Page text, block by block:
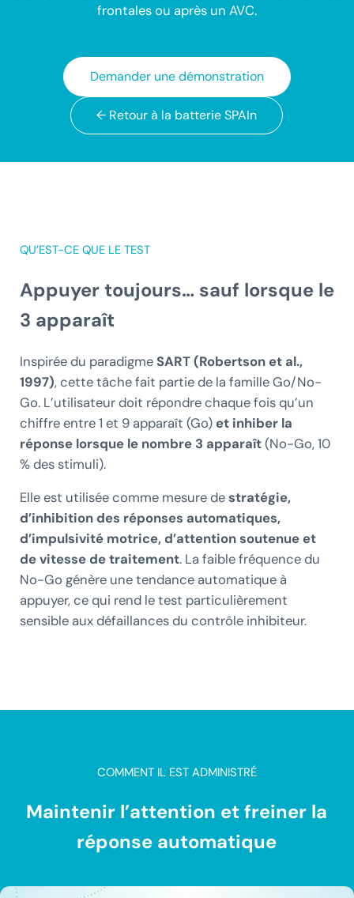
frontales ou après un AVC.
Demander une démonstration
← Retour à la batterie SPAIn
QU’EST-CE QUE LE TEST
Appuyer toujours… sauf lorsque le
3 apparaît
Inspirée du paradigme SART (Robertson et al.,
1997), cette tâche fait partie de la famille Go/No-
Go. L’utilisateur doit répondre chaque fois qu’un
chiffre entre 1 et 9 apparaît (Go) et inhiber la
réponse lorsque le nombre 3 apparaît(No-Go, 10
% des stimuli).
Elle est utilisée comme mesure destratégie,
d’inhibition des réponses automatiques,
d’impulsivité motrice, d’attention soutenue et
de vitesse de traitement. La faible fréquence du
No-Go génère une tendance automatique à
appuyer, ce qui rend le test particulièrement
sensible aux défaillances du contrôle inhibiteur.
COMMENT IL EST ADMINISTRÉ
Maintenir l’attention et freiner la
réponse automatique